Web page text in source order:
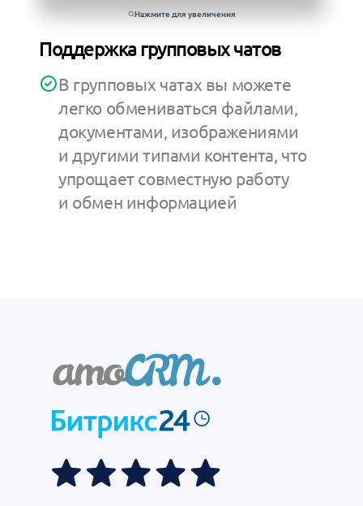
Поддержка групповых чатов
В групповых чатах вы можете
легко обмениваться файлами,
документами, изображениями
и другими типами контента, что
упрощает совместную работу
и обмен информацией
Нажмите для увеличения